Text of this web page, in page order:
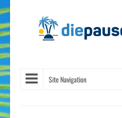
Site Navigation